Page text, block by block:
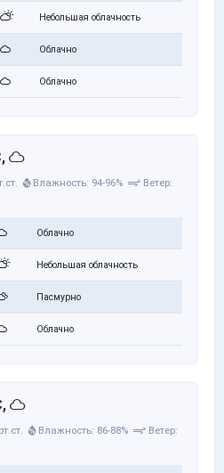
Небольшая облачность
Облачно
Облачно
Влажность: 94-96%
Ветер:
Облачно
Небольшая облачность
Пасмурно
Облачно
Влажность: 86-88%
Ветер: